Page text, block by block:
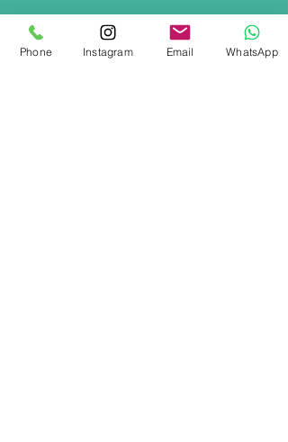
Phone Instagram Email WhatsApp